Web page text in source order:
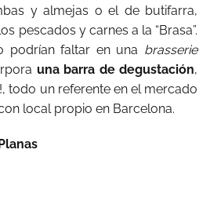
y almejas o el de butifarra,
pescados y carnes a la “Brasa”.
podrían faltar en una brasserie
una barra de degustación,
todo un referente en el mercado
local propio en Barcelona.